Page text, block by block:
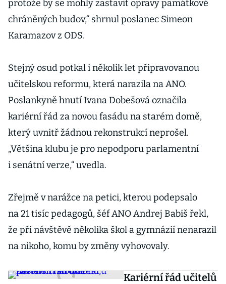
protože by se mohly zastavit opravy památkově
chráněných budov,“ shrnul poslanec Simeon
Karamazov z ODS.
Stejný osud potkal i několik let připravovanou
učitelskou reformu, která narazila na ANO.
Poslankyně hnutí Ivana Dobešová označila
kariérní řád za novou fasádu na starém domě,
který uvnitř žádnou rekonstrukcí neprošel.
„Většina klubu je pro nepodporu parlamentní
i senátní verze,“ uvedla.
Zřejmě v narážce na petici, kterou podepsalo
na 21 tisíc pedagogů, šéf ANO Andrej Babiš řekl,
že při návštěvě několika škol a gymnázií nenarazil
na nikoho, komu by změny vyhovovaly.
Kariérní řád učitelů